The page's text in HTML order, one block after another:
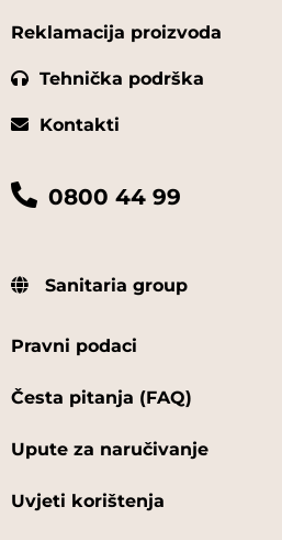
Reklamacija proizvoda
Tehnička podrška
Kontakti
0800 44 99
Sanitaria group
Pravni podaci
Česta pitanja (FAQ)
Upute za naručivanje
Uvjeti korištenja